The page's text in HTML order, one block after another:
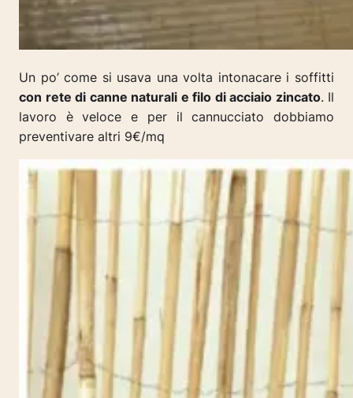
Un po’ come si usava una volta intonacare i soffitti
con rete di canne naturali e filo di acciaio zincato. Il
lavoro è veloce e per il cannucciato dobbiamo
preventivare altri 9€/mq